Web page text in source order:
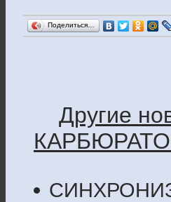
Поделиться…
Другие